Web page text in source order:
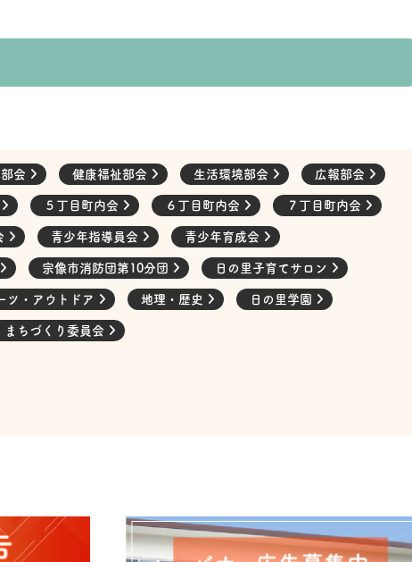
会 健康福祉部会 生活環境部会 広報部会
５丁目町内会 ６丁目町内会 ７丁目町内会
青少年指導員会 青少年育成会
宗像市消防団第10分団 日の里子育てサロン
ツ・アウトドア 地理・歴史 日の里学園
まちづくり委員会